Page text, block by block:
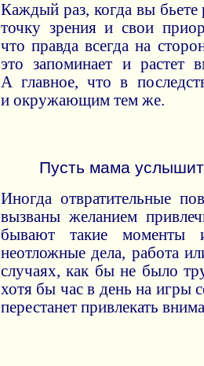
Каждый раз, когда вы бьете
точку зрения и свои
что правда всегда на
это запоминает и растет
А главное, что в
и окружающим тем же.
Пусть мама
Иногда отвратительные
вызваны желанием
бывают такие
неотложные дела, работа
случаях, как бы не было
хотя бы час в день на игры
перестанет привлекать